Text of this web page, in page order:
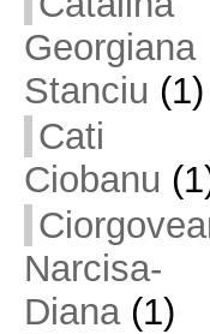
Georgiana
Stanciu (1)
Cati
Ciobanu
Narcisa-
Diana(1)